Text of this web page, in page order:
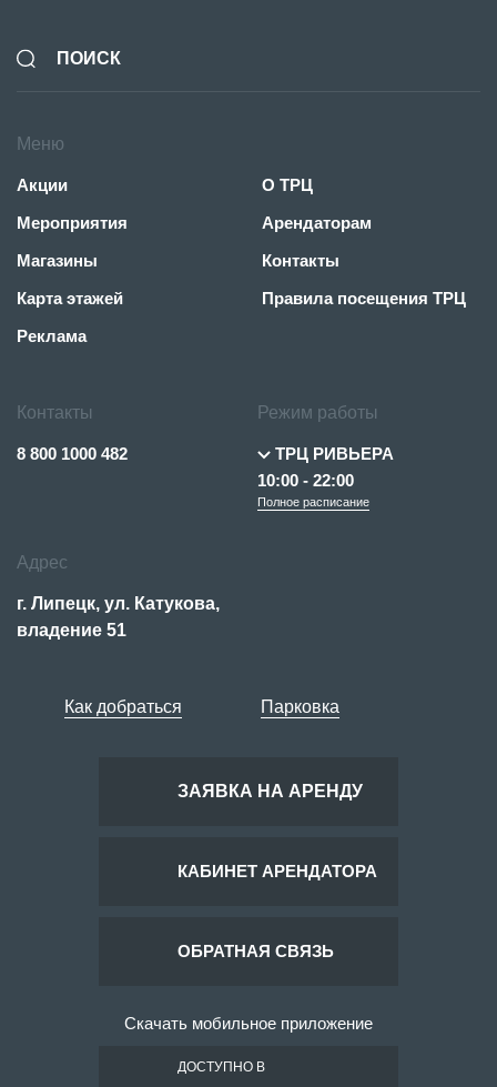
Адрес
г. Липецк, ул. Катукова,
владение 51
Как добраться Парковка
ЗАЯВКА НА АРЕНДУ
Контакты
8 800 1000 482
Режим работы
ТРЦ РИВЬЕРА
10:00 - 22:00
Полное расписание
Меню
Акции
Мероприятия
Магазины
Карта этажей
Реклама
О ТРЦ
Арендаторам
Контакты
Правила посещения ТРЦ
КАБИНЕТ АРЕНДАТОРА
ОБРАТНАЯ СВЯЗЬ
Скачать мобильное приложение
ДОСТУПНО В